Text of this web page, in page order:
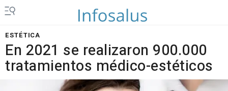
ESTÉTICA
En 2021 se realizaron 900.000
tratamientos médico-estéticos